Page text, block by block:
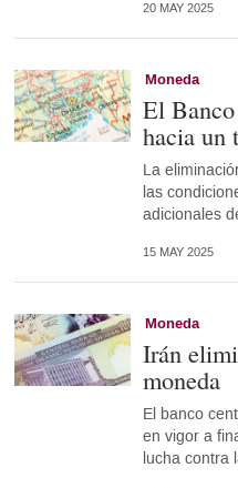
20 MAY 2025
Moneda
El
hacia un
La
las
adicionales
15 MAY 2025
Moneda
Irán
moneda
El banco
en vigor a
lucha contra